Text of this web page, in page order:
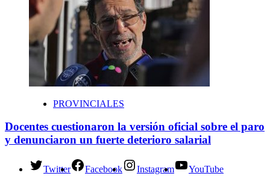
PROVINCIALES
Docentes cuestionaron la versión oficial sobre el paro
y denunciaron un fuerte deterioro salarial
Twitter Facebook Instagram
YouTube